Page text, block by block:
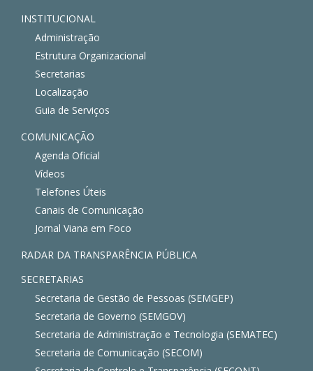
INSTITUCIONAL
Administração
Estrutura Organizacional
Secretarias
Localização
Guia de Serviços
COMUNICAÇÃO
Agenda Oficial
Vídeos
Telefones Úteis
Canais de Comunicação
Jornal Viana em Foco
RADAR DA TRANSPARÊNCIA PÚBLICA
SECRETARIAS
Secretaria de Gestão de Pessoas (SEMGEP)
Secretaria de Governo (SEMGOV)
Secretaria de Administração e Tecnologia (SEMATEC)
Secretaria de Comunicação (SECOM)